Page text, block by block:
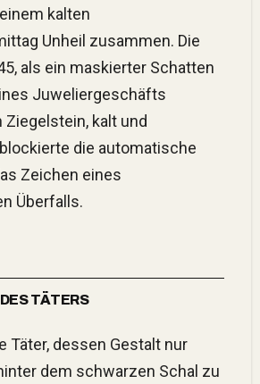
kalten
Unheil zusammen. Die
als ein maskierter Schatten
Juweliergeschäfts
Ziegelstein, kalt und
die automatische
Zeichen eines
Überfalls.
TÄTERS
dem schwarzen Schal zu